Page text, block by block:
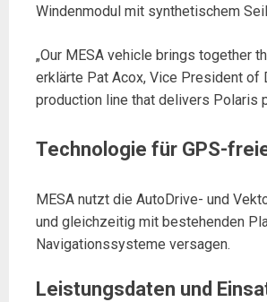
Windenmodul mit synthetischem
„Our MESA vehicle brings together
erklärte Pat Acox, Vice President of
production line that delivers Polaris
Technologie für GPS-
MESA nutzt die AutoDrive- und
und gleichzeitig mit bestehenden
Navigationssysteme versagen.
Leistungsdaten und